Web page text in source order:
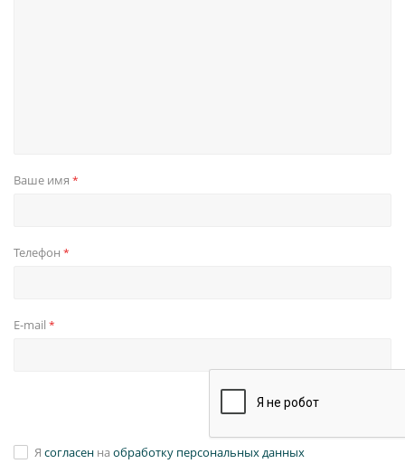
Ваше имя *
Телефон *
E-mail *
Я согласен на обработку персональных данных